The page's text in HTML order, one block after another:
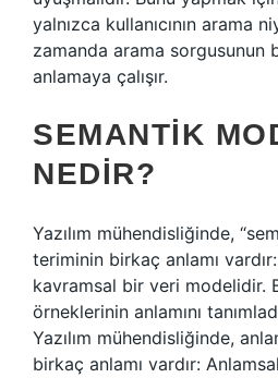
yalnızca kullanıcının arama
zamanda arama sorgusunun
anlamaya çalışır.
SEMANTIK
NEDIR?
Yazılım mühendisliğinde,
teriminin birkaç anlamı
kavramsal bir veri modelidir.
örneklerinin anlamını
Yazılım mühendisliğinde,
birkaç anlamı vardır: